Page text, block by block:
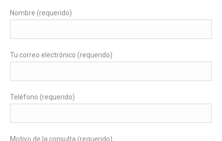
Nombre (requerido)
Tu correo electrónico (requerido)
Teléfono (requerido)
Motivo de la consulta (requerido)